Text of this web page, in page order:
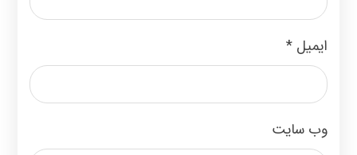
ایمیل*
وب‌ سایت